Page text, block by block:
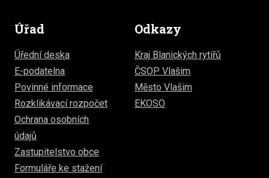
Úřad
Úřední deska
E-podatelna
Povinné informace
Rozklikávací rozpočet
Ochrana osobních
údajů
Zastupitelstvo obce
Formuláře ke stažení
Odkazy
Kraj Blanických rytířů
ČSOP Vlašim
Město Vlašim
EKOSO